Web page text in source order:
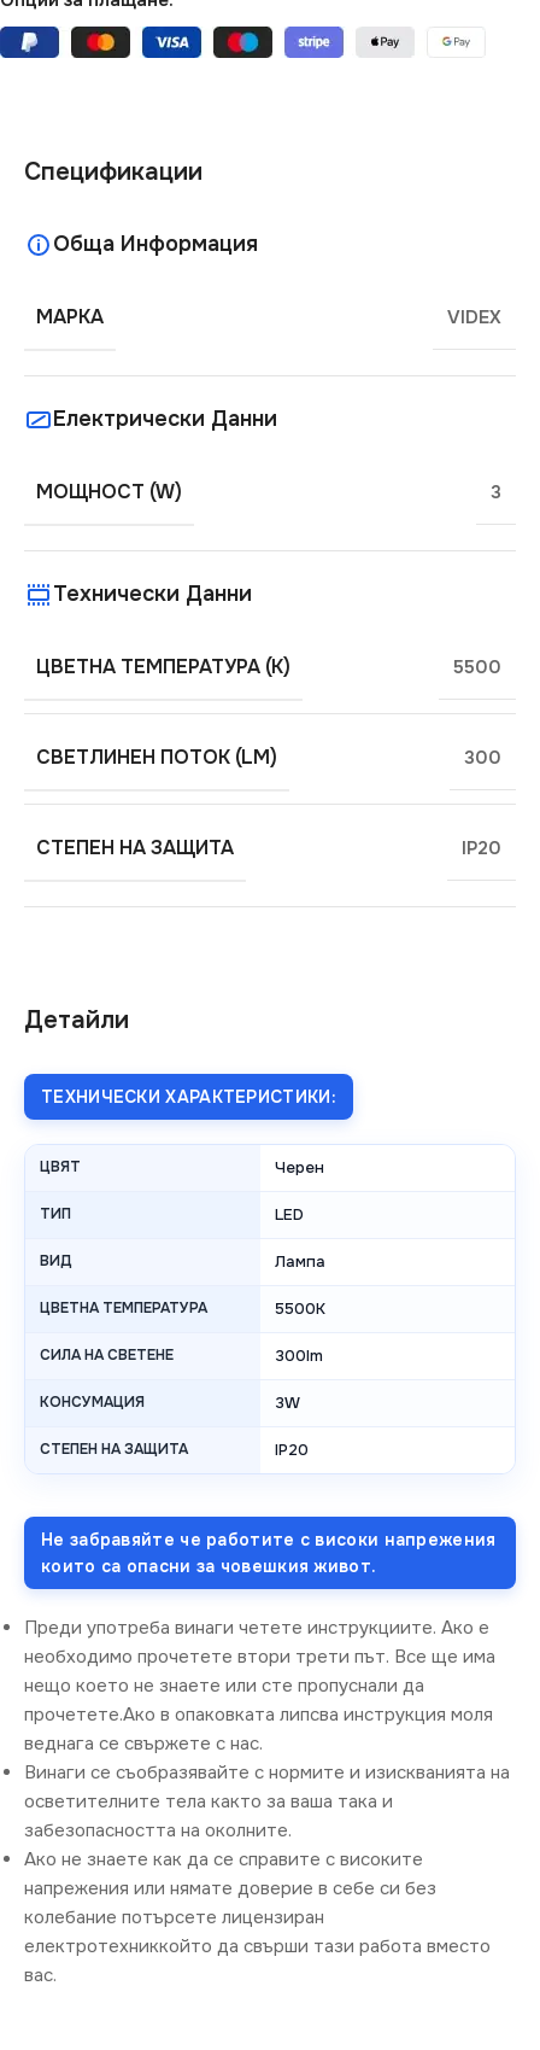
Детайли
ТЕХНИЧЕСКИ ХАРАКТЕРИСТИКИ:
ЦВЯТ Черен
ТИП LED
ВИД Лампа
ЦВЕТНА ТЕМПЕРАТУРА 5500K
СИЛА НА СВЕТЕНЕ 300lm
КОНСУМАЦИЯ 3W
СТЕПЕН НА ЗАЩИТА IP20
Не забравяйте че работите с високи напрежения
които са опасни за човешкия живот.
Преди употреба винаги четете инструкциите. Ако е
необходимо прочетете втори трети път. Все ще има
нещо което не знаете или сте пропуснали да
прочетете.Ако в опаковката липсва инструкция моля
веднага се свържете с нас.
Винаги се съобразявайте с нормите и изискванията на
осветителните тела както за ваша така и
забезопасността на околните.
Ако не знаете как да се справите с високите
напрежения или нямате доверие в себе си без
колебание потърсете лицензиран
електротехниккойто да свърши тази работа вместо
вас.
Спецификации
Обща Информация
МАРКА VIDEX
Електрически Данни
МОЩНОСТ (W) 3
Технически Данни
ЦВЕТНА ТЕМПЕРАТУРА (K) 5500
СВЕТЛИНЕН ПОТОК (LM) 300
СТЕПЕН НА ЗАЩИТА IP20